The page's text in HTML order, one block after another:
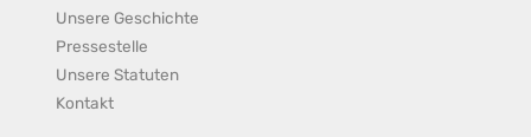
Unsere Geschichte
Pressestelle
Unsere Statuten
Kontakt